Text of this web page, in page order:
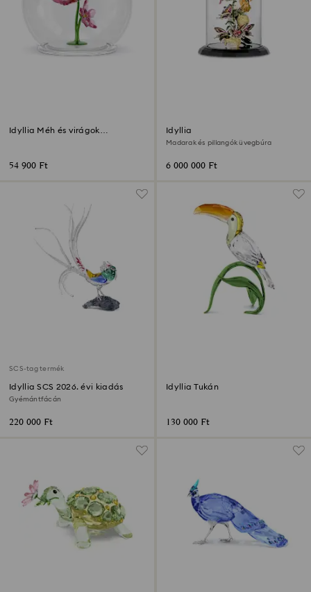
Idyllia Méh és virágok
54 900 Ft
Idyllia
Madarak és pillangók üvegbúra
6 000 000 Ft
SCS-tag termék
Idyllia SCS 2026. évi kiadás
Gyémántfácán
220 000 Ft
Idyllia Tukán
130 000 Ft